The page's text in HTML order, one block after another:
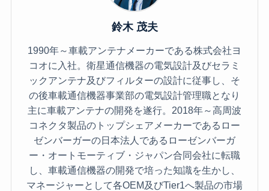
鈴木 茂夫
1990年～車載アンテナメーカーである株式会社ヨ
コオに入社。衛星通信機器の電気設計及びセラミ
ックアンテナ及びフィルターの設計に従事し、そ
の後車載通信機器事業部の電気設計管理職となり
主に車載アンテナの開発を遂行。2018年～高周波
コネクタ製品のトップシェアメーカーであるロー
ゼンバーガーの日本法人であるローゼンバーガ
ー・オートモーティブ・ジャパン合同会社に転職
し、車載通信機器の開発で培った知識を生かし、
マネージャーとして各OEM及びTier1へ製品の市場